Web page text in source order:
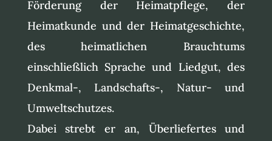
Förderung der Heimatpflege, der
Heimatkunde und der Heimatgeschichte,
des heimatlichen Brauchtums
einschließlich Sprache und Liedgut, des
Denkmal-, Landschafts-, Natur- und
Umweltschutzes.
Dabei strebt er an, Überliefertes und